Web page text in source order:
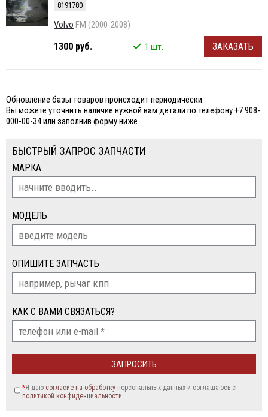
8191780
Volvo FM (2000-2008)
1300 руб. 1 шт. ЗАКАЗАТЬ
Обновление базы товаров происходит периодически.
Вы можете уточнить наличие нужной вам детали по телефону +7 908-
000-00-34 или заполнив форму ниже
БЫСТРЫЙ ЗАПРОС ЗАПЧАСТИ
МАРКА
МОДЕЛЬ
ОПИШИТЕ ЗАПЧАСТЬ
КАК С ВАМИ СВЯЗАТЬСЯ?
*Я даю согласие на обработкуперсональных данных и соглашаюсь c
политикой конфиденциальности